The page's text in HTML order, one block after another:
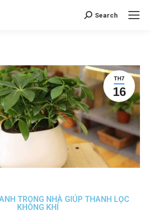
Search
TH7
16
TRONG NHÀ GIÚP THANH LỌC
KHÔNG KHÍ